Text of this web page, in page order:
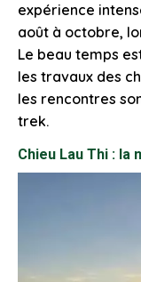
expérience
août à octobre,
Le beau temps
les travaux des
les rencontres
trek.
Chieu Lau Thi : la